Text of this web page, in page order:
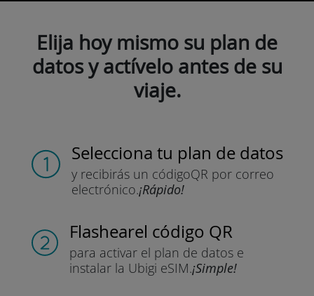
Elija hoy mismo su plan de
datos y actívelo antes de su
viaje.
Selecciona tu plan de datos
y recibirás un códigoQR por correo
electrónico.¡Rápido!
Flashearel código QR
para activar el plan de datos e
instalar la Ubigi eSIM.¡Simple!